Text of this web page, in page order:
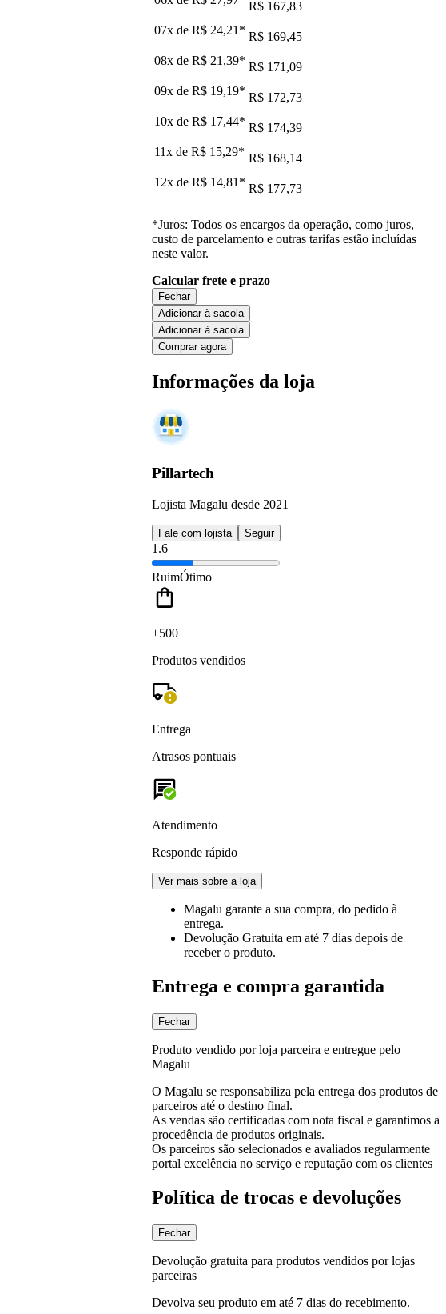
R$ 167,83
07x de R$ 24,21 * R$ 169,45
08x de R$ 21,39* R$ 171,09
09x de R$ 19,19* R$ 172,73
10x de R$ 17,44* R$ 174,39
11x de R$ 15,29* R$ 168,14
12x de R$ 14,81 * R$ 177,73
*Juros: Todos os encargos da operação, como juros,
custo de parcelamento e outras tarifas estão incluídas
neste valor.
Calcular frete e prazo
Fechar
Adicionar à sacola
Adicionar à sacola
Comprar agora
Informações da loja
Pillartech
Lojista Magalu desde 2021
Fale com lojista Seguir
1.6
RuimÓtimo
+500
Produtos vendidos
Entrega
Atrasos pontuais
Atendimento
Responde rápido
Ver mais sobre a loja
Magalu garante a sua compra, do pedido à
entrega.
Devolução Gratuita em até 7 dias depois de
receber o produto.
Entrega e compra garantida
Fechar
Produto vendido por loja parceira e entregue pelo
Magalu
O Magalu se responsabiliza pela entrega dos produtos de
parceiros até o destino final.
As vendas são certificadas com nota fiscal e garantimos a
procedência de produtos originais.
Os parceiros são selecionados e avaliados regularmente
portal excelência no serviço e reputação com os clientes
Política de trocas e devoluções
Fechar
Devolução gratuita para produtos vendidos por lojas
parceiras
Devolva seu produto em até 7 dias do recebimento.